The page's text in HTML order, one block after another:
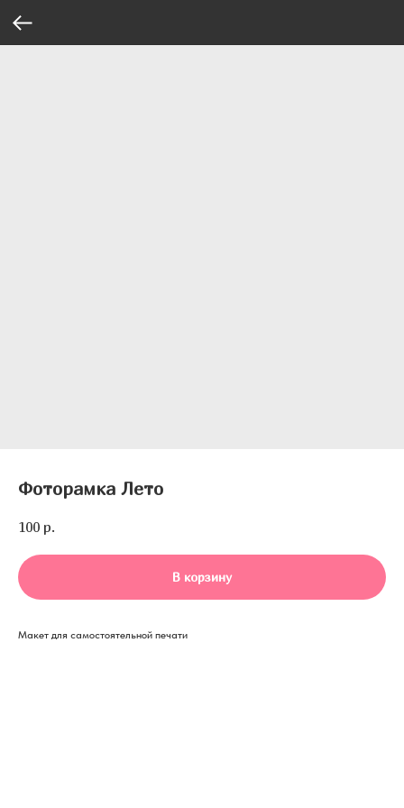
Фоторамка Лето
100 р.
В корзину
Макет для самостоятельной печати